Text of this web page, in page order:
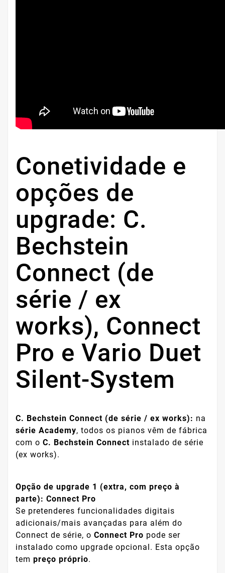
Conetividade e
opções de
upgrade: C.
Bechstein
Connect (de
série / ex
works), Connect
Pro e Vario Duet
Silent-System
C. Bechstein Connect (de série / ex works): na
série Academy, todos os pianos vêm de fábrica
com o C. Bechstein Connect instalado de série
(ex works).
Opção de upgrade 1 (extra, com preço à
parte): Connect Pro
Se pretenderes funcionalidades digitais
adicionais/mais avançadas para além do
Connect de série, o Connect Pro pode ser
instalado como upgrade opcional. Esta opção
tem preço próprio.